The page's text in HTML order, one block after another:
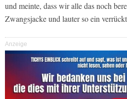
und meinte, dass wir alle das noch
Zwangsjacke und lauter so ein
Anzeige